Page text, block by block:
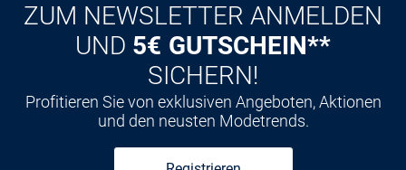
ZUM NEWSLETTER ANMELDEN
UND 5€ GUTSCHEIN**
SICHERN!
Profitieren Sie von exklusiven Angeboten, Aktionen
und den neusten Modetrends.